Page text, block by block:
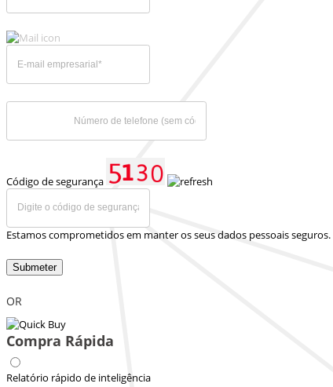
Código de segurança
Estamos comprometidos em manter os seus dados pessoais seguros.
Submeter
OR
Compra Rápida
Relatório rápido de inteligência